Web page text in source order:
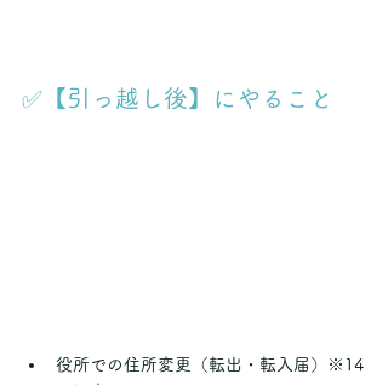
✅【引っ越し後】にやること
役所での住所変更（転出・転入届）※14